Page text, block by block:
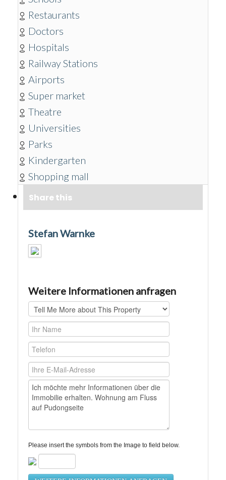
Restaurants
Doctors
Hospitals
Railway Stations
Airports
Super market
Theatre
Universities
Parks
Kindergarten
Shopping mall
Share this
Stefan Warnke
Weitere Informationen anfragen
Please insert the symbols from the Image to field below.